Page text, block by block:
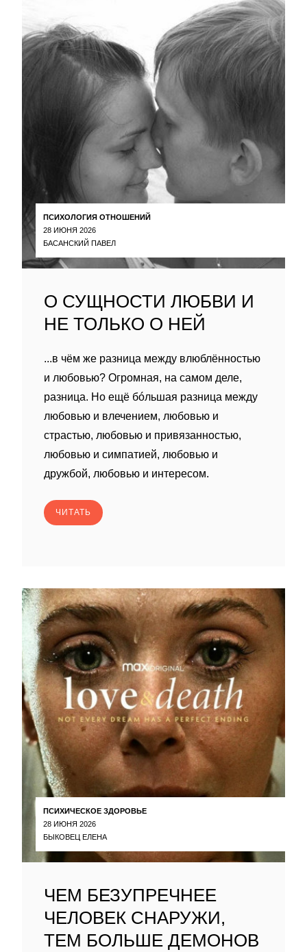
ПСИХОЛОГИЯ ОТНОШЕНИЙ
28 ИЮНЯ 2026
БАСАНСКИЙ ПАВЕЛ
О СУЩНОСТИ ЛЮБВИ И
НЕ ТОЛЬКО О НЕЙ
...в чём же разница между влюблённостью
и любовью? Огромная, на самом деле,
разница. Но ещё бóльшая разница между
любовью и влечением, любовью и
страстью, любовью и привязанностью,
любовью и симпатией, любовью и
дружбой, любовью и интересом.
ЧИТАТЬ
ПСИХИЧЕСКОЕ ЗДОРОВЬЕ
28 ИЮНЯ 2026
БЫКОВЕЦ ЕЛЕНА
ЧЕМ БЕЗУПРЕЧНЕЕ
ЧЕЛОВЕК СНАРУЖИ,
ТЕМ БОЛЬШЕ ДЕМОНОВ